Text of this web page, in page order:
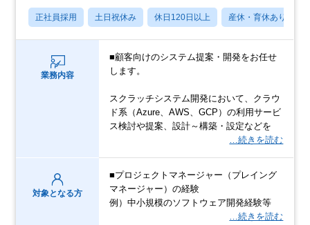
正社員採用 土日祝休み 休日120日以上 産休・育休あり
業務内容
■顧客向けのシステム提案・開発をお任せ
します。
スクラッチシステム開発において、クラウ
ド系（Azure、AWS、GCP）の利用サービ
ス検討や提案、設計～構築・設定などを
…続きを読む
対象となる方
■プロジェクトマネージャー（プレイング
マネージャー）の経験
例）中小規模のソフトウェア開発経験等
…続きを読む